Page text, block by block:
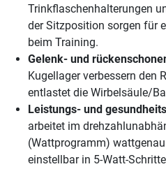
Trinkflaschenhalterungen
der Sitzposition sorgen für
beim Training.
Gelenk- und
Kugellager verbessern den
entlastet die Wirbelsäule/
Leistungs- und
arbeitet im
(Wattprogramm)
einstellbar in 5-Watt-